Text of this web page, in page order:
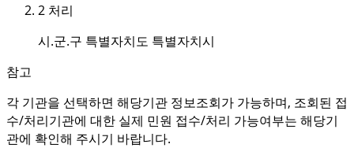
2 처리
시.군.구 특별자치도 특별자치시
참고
각 기관을 선택하면 해당기관 정보조회가 가능하며, 조회된 접
수/처리기관에 대한 실제 민원 접수/처리 가능여부는 해당기
관에 확인해 주시기 바랍니다.